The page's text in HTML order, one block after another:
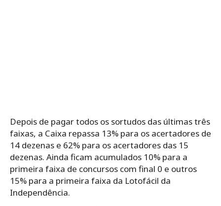
Depois de pagar todos os sortudos das últimas três
faixas, a Caixa repassa 13% para os acertadores de
14 dezenas e 62% para os acertadores das 15
dezenas. Ainda ficam acumulados 10% para a
primeira faixa de concursos com final 0 e outros
15% para a primeira faixa da Lotofácil da
Independência.